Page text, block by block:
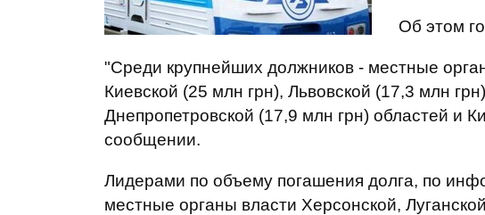
Об этом
"Среди крупнейших должников - местные
Киевской (25 млн грн), Львовской (17,3 млн
Днепропетровской (17,9 млн грн) областей и
сообщении.
Лидерами по объему погашения долга, по
местные органы власти Херсонской,